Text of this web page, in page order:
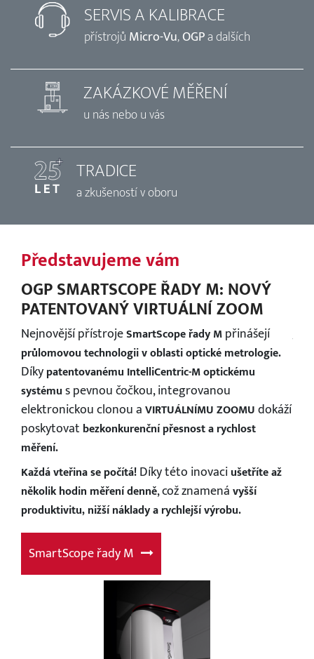
SERVIS A KALIBRACE
přístrojů Micro-Vu,OGPa dalších
ZAKÁZKOVÉ MĚŘENÍ
u nás nebo u vás
TRADICE
a zkušeností v oboru
Představujeme vám
OGP SMARTSCOPE ŘADY M: NOVÝ
PATENTOVANÝ VIRTUÁLNÍ ZOOM
Nejnovější přístrojeSmartScope řady Mpřinášejí
průlomovou technologii v oblasti optické metrologie.
Díkypatentovanému IntelliCentric-Moptickému
systémus pevnou čočkou, integrovanou
elektronickou clonou aVIRTUÁLNÍMU ZOOMUdokáží
poskytovat bezkonkurenční přesnost a rychlost
měření.
Každá vteřina se počítá!Díky této inovaciušetříte až
několik hodin měření denně, což znamenávyšší
produktivitu, nižší náklady a rychlejší výrobu.
SmartScope řady M